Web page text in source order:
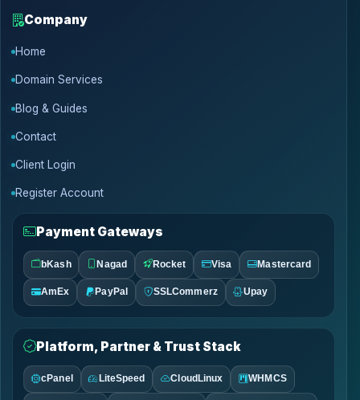
Company
Home
Domain Services
Blog & Guides
Contact
Client Login
Register Account
Payment Gateways
bKash Nagad Rocket Visa Mastercard
AmEx PayPal SSLCommerz Upay
Platform, Partner & Trust Stack
cPanel LiteSpeed CloudLinux WHMCS